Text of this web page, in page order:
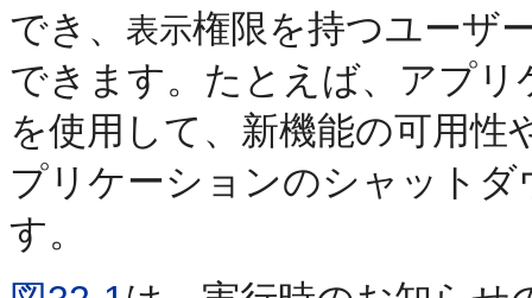
でき、 表示権限を持つユーザ
できます。たとえば、アプ
を使用して、新機能の可用
プリケーションのシャット
す。